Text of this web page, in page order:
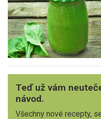
Teď už vám
návod.
Všechny nové recepty,